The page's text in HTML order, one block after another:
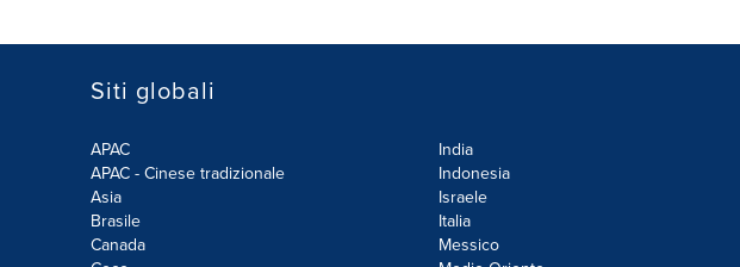
Siti globali
APAC
APAC - Cinese tradizionale
Asia
Brasile
Canada
India
Indonesia
Israele
Italia
Messico